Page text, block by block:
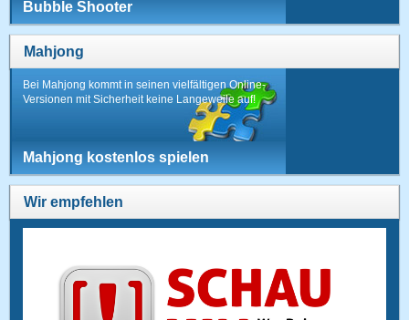
Bubble Shooter
Mahjong
Bei Mahjong kommt in seinen vielfältigen Online-
Versionen mit Sicherheit keine Langeweile auf!
Mahjong kostenlos spielen
Wir empfehlen